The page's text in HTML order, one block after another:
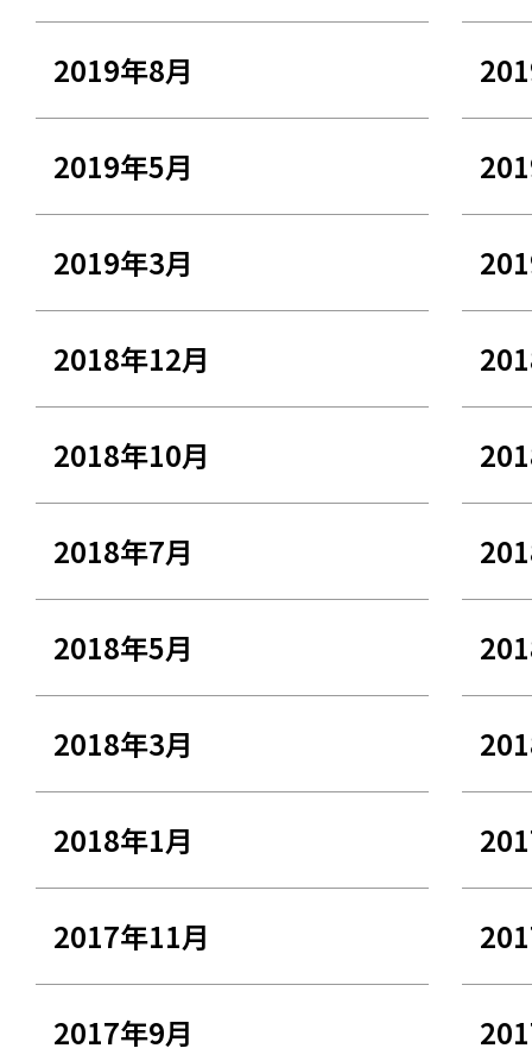
2019年8月
2019年5月
2019年3月
2018年12月
2018年10月
2018年7月
2018年5月
2018年3月
2018年1月
2017年11月
2017年9月